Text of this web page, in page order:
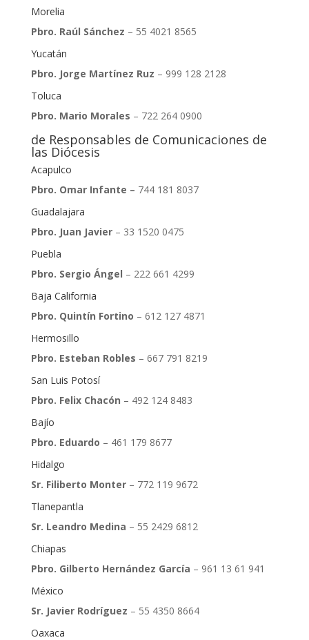
Morelia
Pbro. Raúl Sánchez – 55 4021 8565
Yucatán
Pbro. Jorge Martínez Ruz – 999 128 2128
Toluca
Pbro. Mario Morales – 722 264 0900
de Responsables de Comunicaciones de
las Diócesis
Acapulco
Pbro. Omar Infante – 744 181 8037
Guadalajara
Pbro. Juan Javier– 33 1520 0475
Puebla
Pbro. Sergio Ángel – 222 661 4299
Baja California
Pbro. Quintín Fortino – 612 127 4871
Hermosillo
Pbro. Esteban Robles – 667 791 8219
San Luis Potosí
Pbro. Felix Chacón – 492 124 8483
Bajío
Pbro. Eduardo – 461 179 8677
Hidalgo
Sr. Filiberto Monter– 772 119 9672
Tlanepantla
Sr. Leandro Medina – 55 2429 6812
Chiapas
Pbro. Gilberto Hernández García – 961 13 61 941
México
Sr. Javier Rodríguez – 55 4350 8664
Oaxaca